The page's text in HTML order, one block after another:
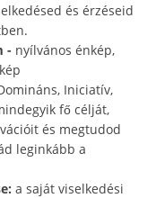
és érzéseid
- nyílvános énkép,
Iniciatív,
fő célját,
és megtudod
leginkább a
a saját viselkedési